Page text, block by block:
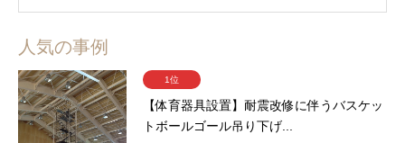
人気の事例
1位
【体育器具設置】耐震改修に伴うバスケッ
トボールゴール吊り下げ...